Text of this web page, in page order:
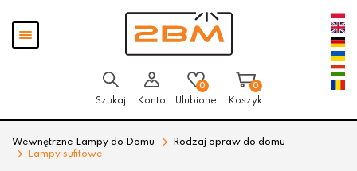
Pokaż
menu
Szukaj Konto
0
Ulubione
0
Koszyk
Wewnętrzne Lampy do Domu
Rodzaj opraw do domu
Lampy sufitowe